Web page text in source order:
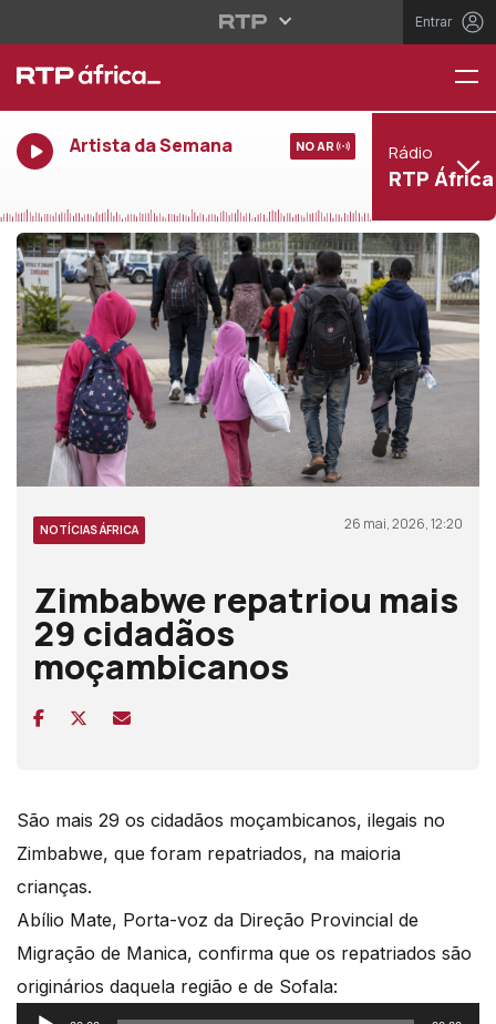
Entrar
Artista da Semana NO AR Rádio
RTP África
NOTÍCIAS ÁFRICA 26 mai, 2026, 12:20
Zimbabwe repatriou mais
29 cidadãos
moçambicanos
São mais 29 os cidadãos moçambicanos, ilegais no
Zimbabwe, que foram repatriados, na maioria
crianças.
Abílio Mate, Porta-voz da Direção Provincial de
Migração de Manica, confirma que os repatriados são
originários daquela região e de Sofala:
Reprodutor